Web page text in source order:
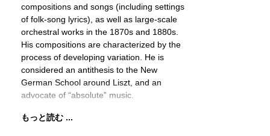
compositions and songs (including settings
of folk-song lyrics), as well as large-scale
orchestral works in the 1870s and 1880s.
His compositions are characterized by the
process of developing variation. He is
considered an antithesis to the New
German School around Liszt, and an
advocate of “absolute” music.
もっと読む ...